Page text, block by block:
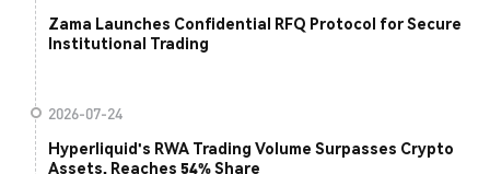
Zama Launches Confidential RFQ Protocol for Secure
Institutional Trading
2026-07-24
Hyperliquid's RWA Trading Volume Surpasses Crypto
Assets, Reaches 54% Share